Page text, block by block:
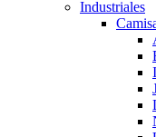
Industriales